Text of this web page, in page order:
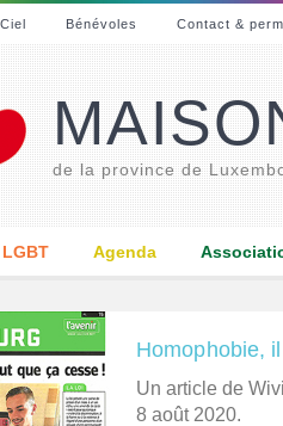
Bénévoles Contact &
de la province de
LGBT Agenda
Homophobie,
Un article de
8 août 2020.